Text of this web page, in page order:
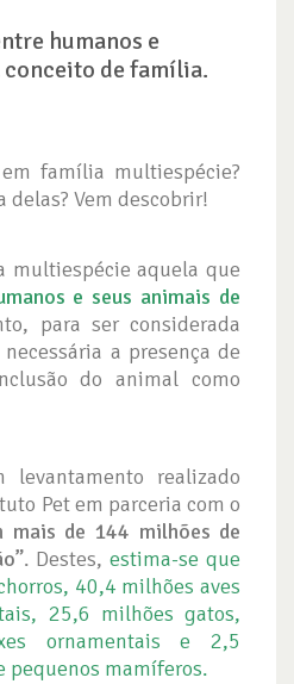
humanos e
de família.
família multiespécie?
delas? Vem descobrir!
multiespécie aquela que
e seus animais de
para ser considerada
a presença de
do animal como
levantamento realizado
Pet em parceria com o
mais de 144 milhões de
. Destes,estima-se que
40,4 milhões aves
25,6 milhões gatos,
ornamentais e 2,5
pequenos mamíferos.